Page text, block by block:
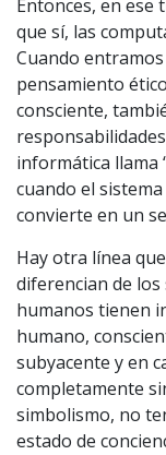
Entonces, en ese
que sí, las
Cuando
pensamiento
consciente,
informática llama
cuando el
convierte en un
Hay otra línea
diferencian de
humanos tienen
humano,
subyacente y en
completamente
simbolismo, no
estado de